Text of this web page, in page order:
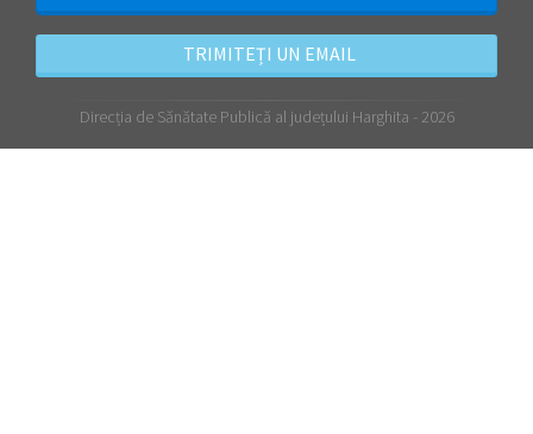
TRIMITEȚI UN EMAIL
Direcția de Sănătate Publică al județului Harghita - 2026